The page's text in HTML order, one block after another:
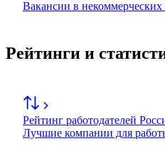
Вакансии в некоммерческих
Рейтинги и
Рейтинг работодателей
Лучшие компании для